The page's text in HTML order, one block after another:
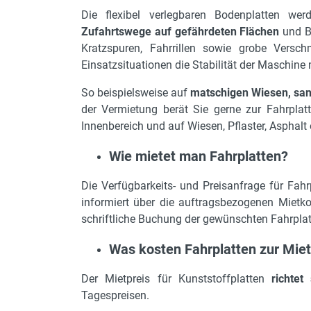
Die flexibel verlegbaren Bodenplatten
Zufahrtswege auf gefährdeten Flächen und
Kratzspuren, Fahrrillen sowie grobe
Einsatzsituationen die Stabilität der Maschine
So beispielsweise auf matschigen Wiesen,
der Vermietung berät Sie gerne zur
Innenbereich und auf Wiesen, Pflaster,
Wie mietet man Fahrplatten?
Die Verfügbarkeits- und Preisanfrage für
informiert über die auftragsbezogenen
schriftliche Buchung der gewünschten
Was kosten Fahrplatten zur
Der Mietpreis für Kunststoffplatten richtet
Tagespreisen.